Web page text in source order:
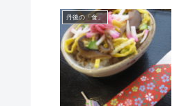
丹後の「食」